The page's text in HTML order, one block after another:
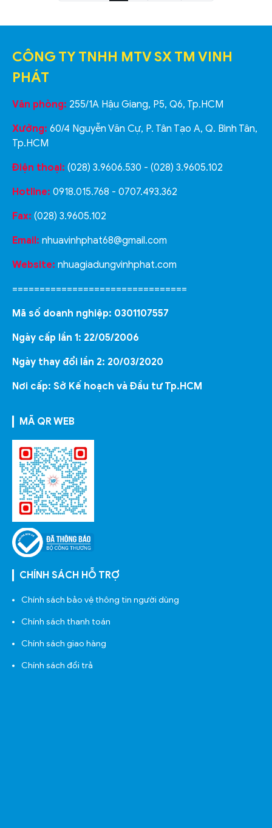
CÔNG TY TNHH MTV SX TM VINH
PHÁT
Văn phòng: 255/1A Hậu Giang, P5, Q6, Tp.HCM
Xưởng: 60/4 Nguyễn Văn Cự, P. Tân Tạo A, Q. Bình Tân,
Tp.HCM
Điện thoại: (028) 3.9606.530 - (028) 3.9605.102
Hotline: 0918.015.768 - 0707.493.362
Fax: (028) 3.9605.102
Email: nhuavinhphat68@gmail.com
Website: nhuagiadungvinhphat.com
================================
Mã số doanh nghiệp: 0301107557
Ngày cấp lần 1: 22/05/2006
Ngày thay đổi lần 2: 20/03/2020
Nơi cấp: Sở Kế hoạch và Đầu tư Tp.HCM
MÃ QR WEB
CHÍNH SÁCH HỖ TRỢ
Chính sách bảo vệ thông tin người dùng
Chính sách thanh toán
Chính sách giao hàng
Chính sách đổi trả